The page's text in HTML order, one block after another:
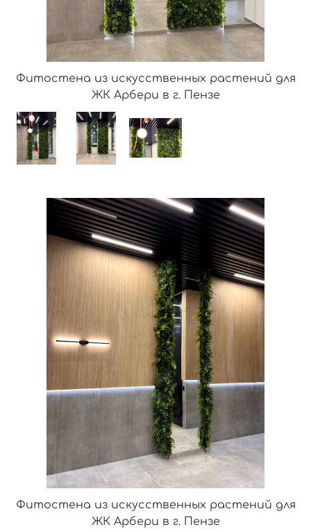
Фитостена из искусственных растений для
ЖК Арбери в г. Пензе
Фитостена из искусственных растений для
ЖК Арбери в г. Пензе